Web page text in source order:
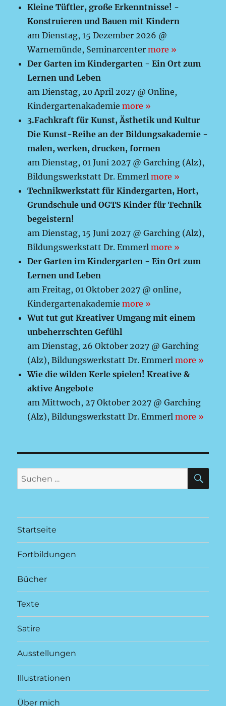
Kleine Tüftler, große Erkenntnisse! -
Konstruieren und Bauen mit Kindern
am Dienstag, 15 Dezember 2026 @
Warnemünde, Seminarcentermore »
Der Garten im Kindergarten - Ein Ort zum
Lernen und Leben
am Dienstag, 20 April 2027 @ Online,
Kindergartenakademiemore »
3.Fachkraft für Kunst, Ästhetik und Kultur
Die Kunst-Reihe an der Bildungsakademie -
malen, werken, drucken, formen
am Dienstag, 01 Juni 2027 @ Garching (Alz),
Bildungswerkstatt Dr. Emmerlmore »
Technikwerkstatt für Kindergarten, Hort,
Grundschule und OGTS Kinder für Technik
begeistern!
am Dienstag, 15 Juni 2027 @ Garching (Alz),
Bildungswerkstatt Dr. Emmerlmore »
Der Garten im Kindergarten - Ein Ort zum
Lernen und Leben
am Freitag, 01 Oktober 2027 @ online,
Kindergartenakademiemore »
Wut tut gut Kreativer Umgang mit einem
unbeherrschten Gefühl
am Dienstag, 26 Oktober 2027 @ Garching
(Alz), Bildungswerkstatt Dr. Emmerlmore »
Wie die wilden Kerle spielen! Kreative &
aktive Angebote
am Mittwoch, 27 Oktober 2027 @ Garching
(Alz), Bildungswerkstatt Dr. Emmerlmore »
Suchen
nach:
Startseite
Fortbildungen
Bücher
Texte
Satire
Ausstellungen
Illustrationen
Über mich